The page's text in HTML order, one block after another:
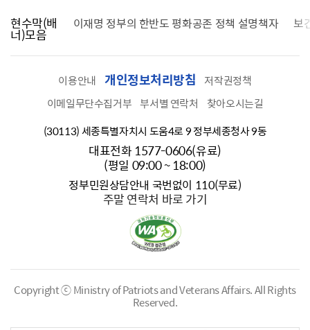
현수막(배
너)모음
찾습니다 이재명 정부의 한반도 평화공존 정책 설명책자 보
이용안내 개인정보처리방침
저작권정책
이메일무단수집거부 부서별 연락처
찾아오시는길
(30113) 세종특별자치시 도움4로 9 정부세종청사 9동
대표전화 1577-0606(유료)
(평일 09:00 ~ 18:00)
정부민원상담안내 국번없이 110(무료)
주말 연락처 바로 가기
Copyright ⓒ Ministry of Patriots and Veterans Affairs.All Rights
Reserved.